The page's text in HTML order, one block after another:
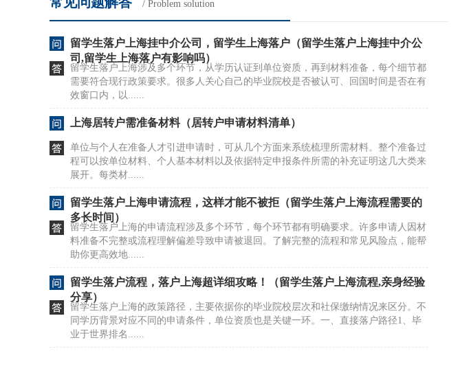
/ Problem solution
留学生落户上海挂中介公司，留学生上海落户（留学生落户上海挂中介公
司,留学生上海落户有影响吗）
留学生落户上海涉及多个环节，从学历认证到单位资质，再到材料准备，每个细节都
需要符合现行政策要求。很多人关心自己的毕业院校是否被认可、回国时间是否在有
效窗口内，以......
上海居转户需准备材料（居转户申请材料清单）
单位与个人在准备人才引进申请时，可从几个方面来系统梳理所需材料。整个准备过
程可以按单位材料、个人基本材料以及依据特定申报条件所需的补充证明这几大类来
展开。每类材......
留学生落户上海申请流程，这样才能不被拒（留学生落户上海流程需要的
多长时间）
留学生落户上海的申请流程涉及多个环节，每个环节都有明确要求。许多申请人因材
料准备不完整或流程理解偏差导致申请被退回。了解完整的流程和常见风险点，能帮
助你更高效地......
留学生落户流程，落户上海超详细攻略！（留学生落户上海流程,亲身经验
分享）
留学生落户上海的政策路径，主要依据你的毕业院校层次和社保缴纳情况来区分。不
同学历背景对应不同的申请条件，单位资质也是关键一环。一、直接落户路径1、毕
业于世界排名......